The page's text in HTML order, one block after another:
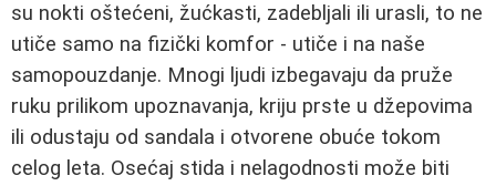
su nokti oštećeni, žućkasti, zadebljali ili urasli, to ne
utiče samo na fizički komfor - utiče i na naše
samopouzdanje. Mnogi ljudi izbegavaju da pruže
ruku prilikom upoznavanja, kriju prste u džepovima
ili odustaju od sandala i otvorene obuće tokom
celog leta. Osećaj stida i nelagodnosti može biti